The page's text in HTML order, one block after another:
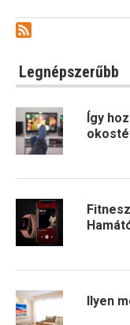
Legnépszerűbb
Így
Ilyen